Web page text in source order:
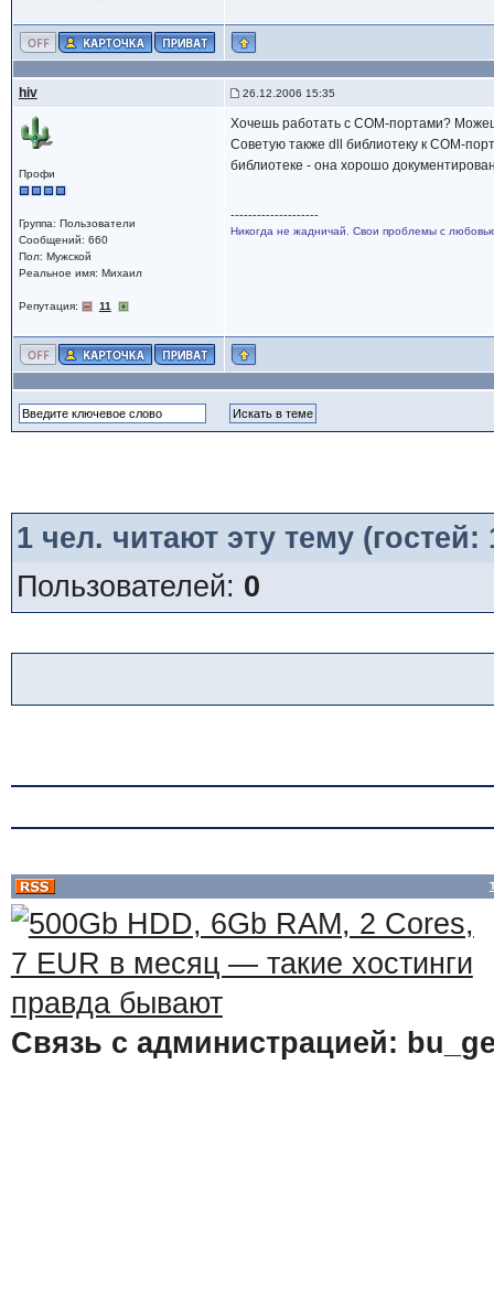
hiv 26.12.2006 15:35
Профи
Группа: Пользователи
Сообщений: 660
Пол: Мужской
Реальное имя: Михаил
Репутация: 11
Хочешь работать с COM-портами?
Советую также dll библиотеку к COM-
библиотеке - она хорошо
--------------------
Никогда не жадничай. Свои проблемы с
1чел. читают эту тему
Пользователей: 0
Связь с администрацией: